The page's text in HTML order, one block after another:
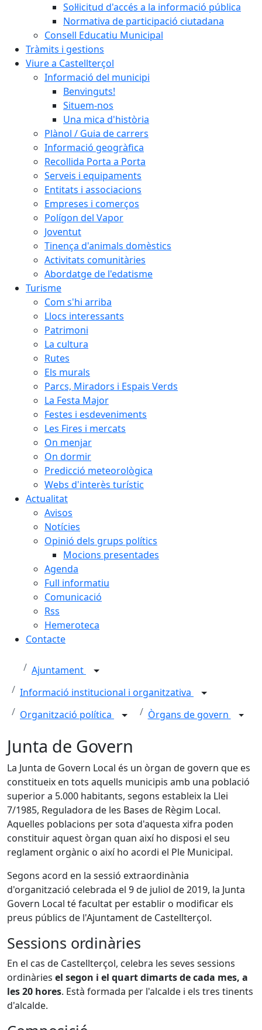
Sol·licitud d'accés a la informació pública
Normativa de participació ciutadana
Consell Educatiu Municipal
Tràmits i gestions
Viure a Castellterçol
Informació del municipi
Benvinguts!
Situem-nos
Una mica d'història
Plànol / Guia de carrers
Informació geogràfica
Recollida Porta a Porta
Serveis i equipaments
Entitats i associacions
Empreses i comerços
Polígon del Vapor
Joventut
Tinença d'animals domèstics
Activitats comunitàries
Abordatge de l'edatisme
Turisme
Com s'hi arriba
Llocs interessants
Patrimoni
La cultura
Rutes
Els murals
Parcs, Miradors i Espais Verds
La Festa Major
Festes i esdeveniments
Les Fires i mercats
On menjar
On dormir
Predicció meteorològica
Webs d'interès turístic
Actualitat
Avisos
Notícies
Opinió dels grups polítics
Mocions presentades
Agenda
Full informatiu
Comunicació
Rss
Hemeroteca
Contacte
Ajuntament
Informació institucional i organitzativa
Organització política
Òrgans de govern
Junta de Govern
La Junta de Govern Local és un òrgan de govern que es
constitueix en tots aquells municipis amb una població
superior a 5.000 habitants, segons estableix la Llei
7/1985, Reguladora de les Bases de Règim Local.
Aquelles poblacions per sota d'aquesta xifra poden
constituir aquest òrgan quan així ho disposi el seu
reglament orgànic o així ho acordi el Ple Municipal.
Segons acord en la sessió extraordinània
d'organització celebrada el 9 de juliol de 2019, la Junta
Govern Local té facultat per establir o modificar els
preus públics de l'Ajuntament de Castellterçol.
Sessions ordinàries
En el cas de Castellterçol, celebra les seves sessions
ordinàries el segon i el quart dimarts de cada mes, a
les 20 hores. Està formada per l'alcalde i els tres tinents
d'alcalde.